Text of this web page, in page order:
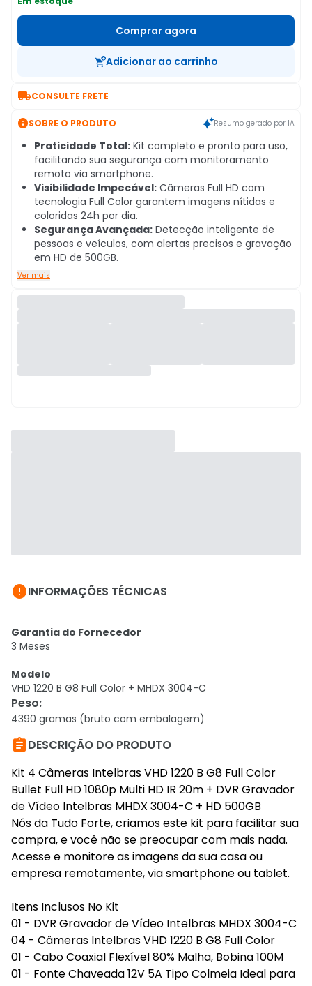
Comprar agora
Adicionar ao carrinho
CONSULTE FRETE
SOBRE O PRODUTO Resumo gerado por IA
Praticidade Total: Kit completo e pronto para uso,
facilitando sua segurança com monitoramento
remoto via smartphone.
Visibilidade Impecável: Câmeras Full HD com
tecnologia Full Color garantem imagens nítidas e
coloridas 24h por dia.
Segurança Avançada: Detecção inteligente de
pessoas e veículos, com alertas precisos e gravação
em HD de 500GB.
Ver mais
INFORMAÇÕES TÉCNICAS
Garantia do Fornecedor
3 Meses
Modelo
VHD 1220 B G8 Full Color + MHDX 3004-C
Peso:
4390 gramas (bruto com embalagem)
DESCRIÇÃO DO PRODUTO
Kit 4 Câmeras Intelbras VHD 1220 B G8 Full Color
Bullet Full HD 1080p Multi HD IR 20m + DVR Gravador
de Vídeo Intelbras MHDX 3004-C + HD 500GB
Nós da Tudo Forte, criamos este kit para facilitar sua
compra, e você não se preocupar com mais nada.
Acesse e monitore as imagens da sua casa ou
empresa remotamente, via smartphone ou tablet.
Itens Inclusos No Kit
01 - DVR Gravador de Vídeo Intelbras MHDX 3004-C
04 - Câmeras Intelbras VHD 1220 B G8 Full Color
01 - Cabo Coaxial Flexível 80% Malha, Bobina 100M
01 - Fonte Chaveada 12V 5A Tipo Colmeia Ideal para